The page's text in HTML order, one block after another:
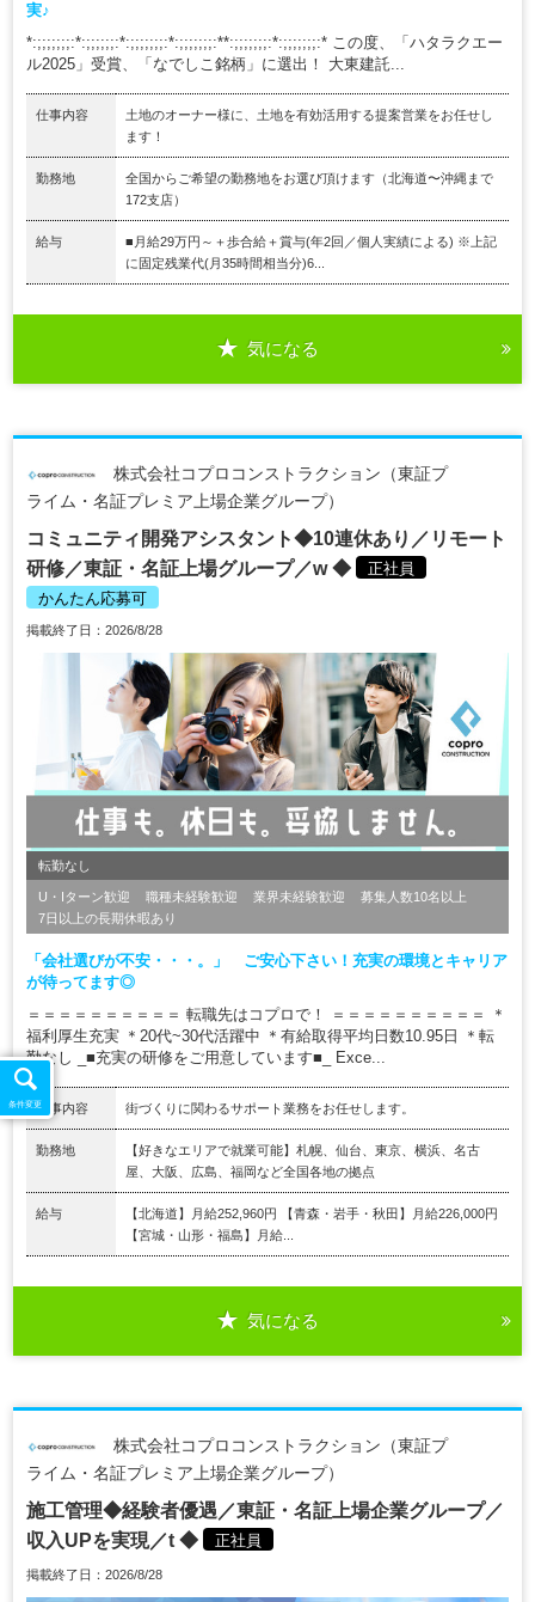
実♪
*:;;;;;;;:*:;;;;;;:*:;;;;;;;:*:;;;;;;;:**:;;;;;;;:*:;;;;;;;:* この度、「ハタラクエー
ル2025」受賞、「なでしこ銘柄」に選出！ 大東建託...
仕事内容
土地のオーナー様に、土地を有効活用する提案営業をお任せし
ます！
勤務地
全国からご希望の勤務地をお選び頂けます（北海道〜沖縄まで
172支店）
給与
■月給29万円～＋歩合給＋賞与(年2回／個人実績による) ※上記
に固定残業代(月35時間相当分)6...
気になる
株式会社コプロコンストラクション（東証プ
ライム・名証プレミア上場企業グループ）
コミュニティ開発アシスタント◆10連休あり／リモート
研修／東証・名証上場グループ／w ◆
正社員
かんたん応募可
掲載終了日：2026/8/28
転勤なし
U・Iターン歓迎 職種未経験歓迎 業界未経験歓迎
募集人数10名以上
7日以上の長期休暇あり
「会社選びが不安・・・。」 ご安心下さい！充実の環境とキャリア
が待ってます◎
＝＝＝＝＝＝＝＝＝＝ 転職先はコプロで！ ＝＝＝＝＝＝＝＝＝＝ ＊
福利厚生充実 ＊20代~30代活躍中 ＊有給取得平均日数10.95日 ＊転
勤なし _■充実の研修をご用意しています■_ Exce...
仕事内容 街づくりに関わるサポート業務をお任せします。
勤務地
【好きなエリアで就業可能】札幌、仙台、東京、横浜、名古
屋、大阪、広島、福岡など全国各地の拠点
給与
【北海道】月給252,960円 【青森・岩手・秋田】月給226,000円
【宮城・山形・福島】月給...
気になる
株式会社コプロコンストラクション（東証プ
ライム・名証プレミア上場企業グループ）
施工管理◆経験者優遇／東証・名証上場企業グループ／
収入UPを実現／t ◆
正社員
掲載終了日：2026/8/28
条件変更